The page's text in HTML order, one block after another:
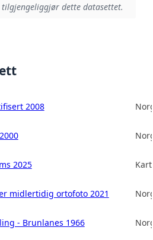
dette datasettet.
2008
2025
midlertidig ortofoto 2021
- Brunlanes 1966